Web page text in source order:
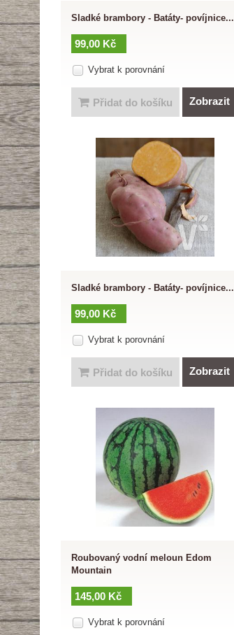
Sladké brambory - Batáty- povíjnice...
99,00 Kč
Vybrat k porovnání
Přidat do košíku Zobrazit
Sladké brambory - Batáty- povíjnice...
99,00 Kč
Vybrat k porovnání
Přidat do košíku Zobrazit
Roubovaný vodní meloun Edom
Mountain
145,00 Kč
Vybrat k porovnání